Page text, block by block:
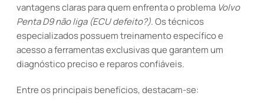
vantagens claras para quem enfrenta o problema Volvo
Penta D9 não liga (ECU defeito?). Os técnicos
especializados possuem treinamento específico e
acesso a ferramentas exclusivas que garantem um
diagnóstico preciso e reparos confiáveis.
Entre os principais benefícios, destacam-se: